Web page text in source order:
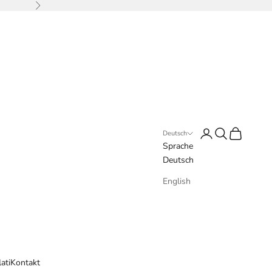
Vor
Kontakt
Deutsch
Sprache
Deutsch
English
Anmelden
SuchenWarenkorb